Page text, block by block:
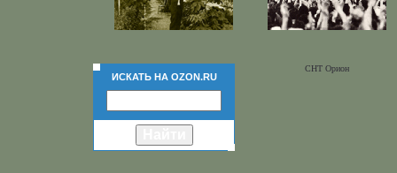
ИСКАТЬ НА OZON.RU
СНТ Орион